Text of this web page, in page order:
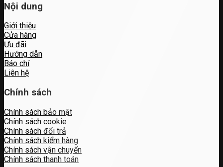
Nội dung
Giới thiệu
Cửa hàng
Ưu đãi
Hướng dẫn
Báo chí
Liên hệ
Chính sách
Chính sách bảo mật
Chính sách cookie
Chính sách đổi trả
Chính sách kiểm hàng
Chính sách vận chuyển
Chính sách thanh toán